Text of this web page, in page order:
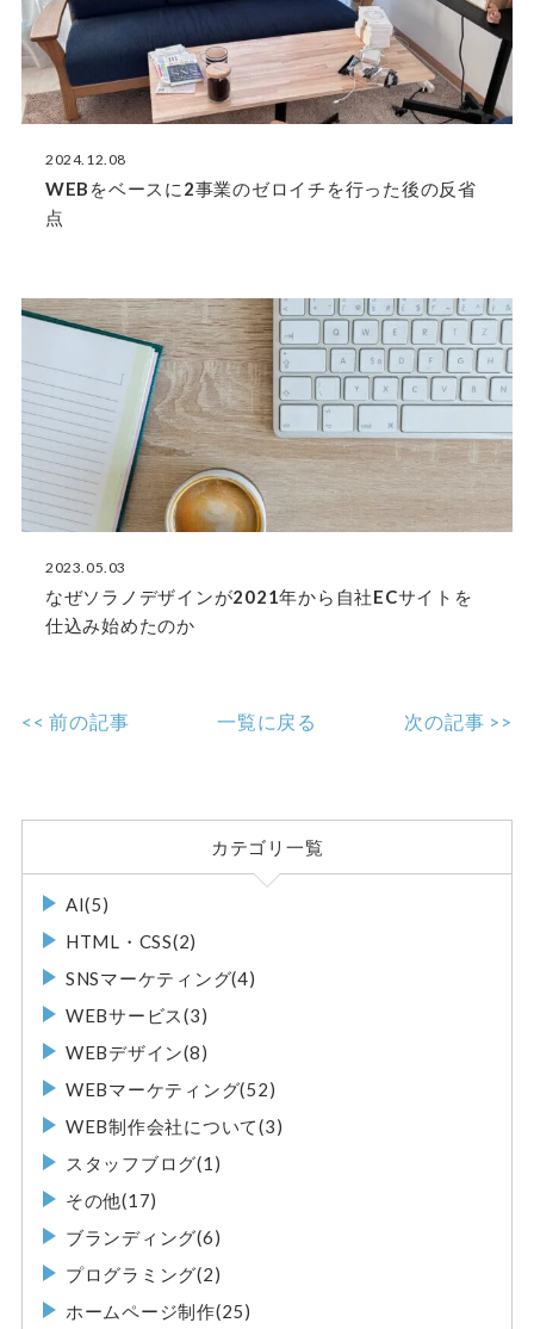
2024.12.08
WEBをベースに2事業のゼロイチを行った後の反省
点
2023.05.03
なぜソラノデザインが2021年から自社ECサイトを
仕込み始めたのか
<< 前の記事 一覧に戻る 次の記事 >>
カテゴリ一覧
AI(5)
HTML・CSS(2)
SNSマーケティング(4)
WEBサービス(3)
WEBデザイン(8)
WEBマーケティング(52)
WEB制作会社について(3)
スタッフブログ(1)
その他(17)
ブランディング(6)
プログラミング(2)
ホームページ制作(25)